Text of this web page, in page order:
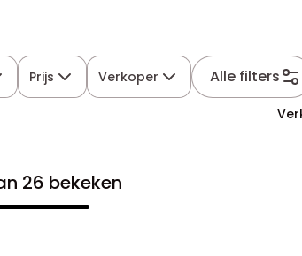
Prijs Verkoper Alle filters
26 bekeken